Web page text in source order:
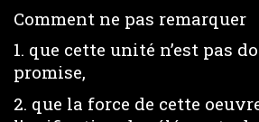
Comment ne pas remarquer
1. que cette unité n’est pas
promise,
2. que la force de cette